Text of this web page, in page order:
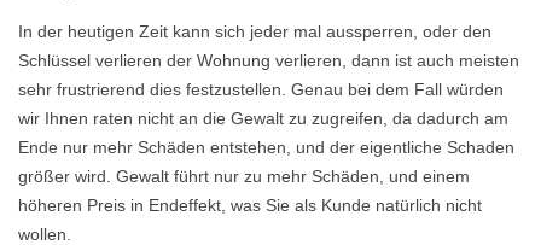
In der heutigen Zeit kann sich jeder mal aussperren, oder den
Schlüssel verlieren der Wohnung verlieren, dann ist auch meisten
sehr frustrierend dies festzustellen. Genau bei dem Fall würden
wir Ihnen raten nicht an die Gewalt zu zugreifen, da dadurch am
Ende nur mehr Schäden entstehen, und der eigentliche Schaden
größer wird. Gewalt führt nur zu mehr Schäden, und einem
höheren Preis in Endeffekt, was Sie als Kunde natürlich nicht
wollen.